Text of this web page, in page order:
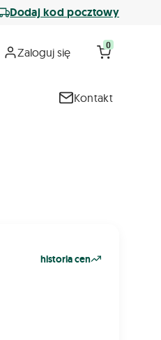
Dodaj kod pocztowy
Zaloguj się 0
Kontakt
historia cen